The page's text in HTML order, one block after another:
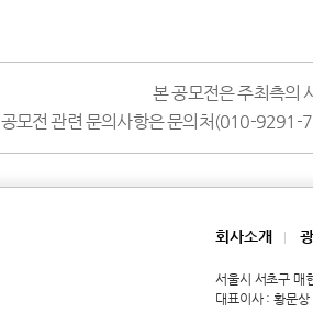
본 공모전은 주최측의
공모전 관련 문의사항은 문의처(010-
회사소개
서울시 서초구
대표이사 : 황문